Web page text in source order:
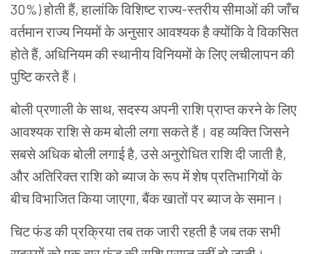
30%) होती हैं, हालांकि विशिष्ट राज्य-स्तरीय सीमाओं की जाँच
वर्तमान राज्य नियमों के अनुसार आवश्यक है क्योंकि वे विकसित
होते हैं, अधिनियम की स्थानीय विनियमों के लिए लचीलापन की
पुष्टि करते हैं।
बोली प्रणाली के साथ, सदस्य अपनी राशि प्राप्त करने के लिए
आवश्यक राशि से कम बोली लगा सकते हैं। वह व्यक्ति जिसने
सबसे अधिक बोली लगाई है, उसे अनुरोधित राशि दी जाती है,
और अतिरिक्त राशि को ब्याज के रूप में शेष प्रतिभागियों के
बीच विभाजित किया जाएगा, बैंक खातों पर ब्याज के समान।
चिट फंड की प्रक्रिया तब तक जारी रहती है जब तक सभी